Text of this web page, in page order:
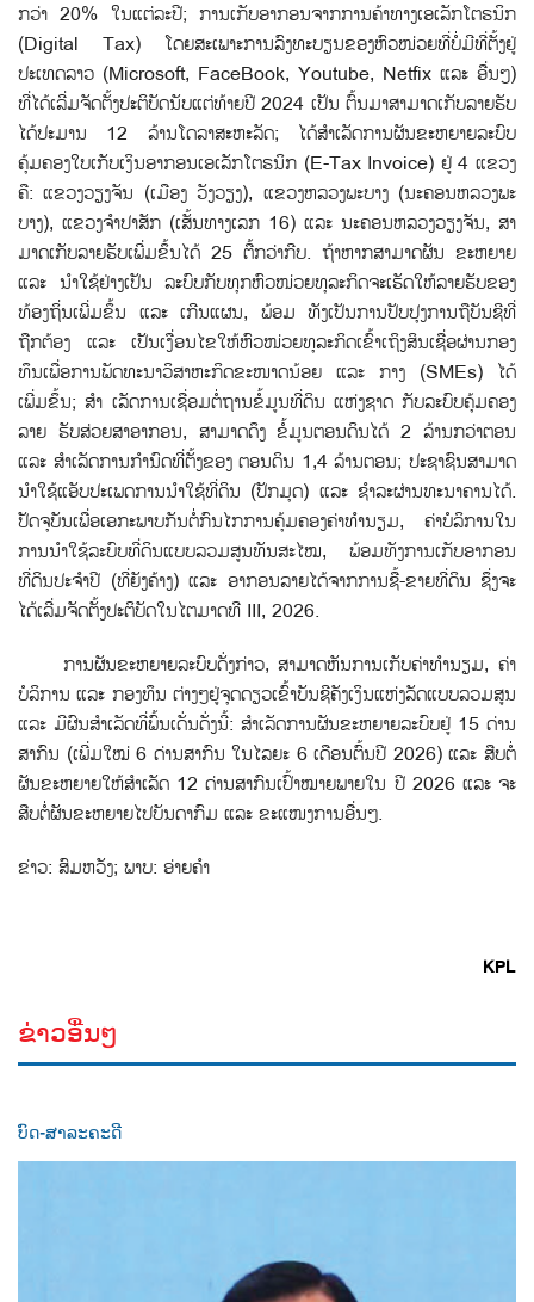
ກວ່າ 20% ໃນແຕ່ລະປີ; ການເກັບອາກອນຈາກການຄ້າທາງເອເລັກໂຕຣນິກ
(Digital Tax) ໂດຍສະເພາະການລົງທະບຽນຂອງຫົວໜ່ວຍທີ່ບໍ່ມີທ່ີຕັ້ງຢູ່
ປະເທດລາວ (Microsoft, FaceBook, Youtube, Netfix ແລະ ອື່ນໆ)
ທີ່ໄດ້ເລີ່ມຈັດຕັ້ງປະຕິບັດນັບແຕ່ທ້າຍປີ 2024 ເປັນ ຕົ້ນມາສາມາດເກັບລາຍຮັບ
ໄດ້ປະມານ 12 ລ້ານໂດລາສະຫະລັດ; ໄດ້ສຳເລັດການຜັນຂະຫຍາຍລະບົບ
ຄຸ້ມຄອງໃບເກັບເງິນອາກອນເອເລັກໂຕຣນິກ (E-Tax Invoice) ຢູ່ 4 ແຂວງ
ຄື: ແຂວງວຽງຈັນ (ເມືອງ ວັງວຽງ), ແຂວງຫລວງພະບາງ (ນະຄອນຫລວງພະ
ບາງ), ແຂວງຈຳປາສັກ (ເສັ້ນທາງເລກ 16) ແລະ ນະຄອນຫລວງວຽງຈັນ, ສາ
ມາດເກັບລາຍຮັບເພີ່ມຂຶ້ນໄດ້ 25 ຕື້ກວ່າກີບ. ຖ້າຫາກສາມາດຜັນ ຂະຫຍາຍ
ແລະ ນໍາໃຊ້ຢ່າງເປັນ ລະບົບກັບທຸກຫົວໜ່ວຍທຸລະກິດຈະເຮັດໃຫ້ລາຍຮັບຂອງ
ທ້ອງຖິ່ນເພີ່ມຂຶ້ນ ແລະ ເກີນແຜນ, ພ້ອມ ທັງເປັນການປັບປຸງການຖືບັນຊີທ່ີ
ຖືກຕ້ອງ ແລະ ເປັນເງື່ອນໄຂໃຫ້ຫົວໜ່ວຍທຸລະກິດເຂົ້າເຖິງສິນເຊ່ືອຜ່ານກອງ
ທຶນເພື່ອການພັດທະນາວິສາຫະກິດຂະໜາດນ້ອຍ ແລະ ກາງ (SMEs) ໄດ້
ເພີ່ມຂຶ້ນ; ສຳ ເລັດການເຊື່ອມຕໍ່ຖານຂໍ້ມູນທີ່ດິນ ແຫ່ງຊາດ ກັບລະບົບຄຸ້ມຄອງ
ລາຍ ຮັບສ່ວຍສາອາກອນ, ສາມາດດຶງ ຂໍ້ມູນຕອນດິນໄດ້ 2 ລ້ານກວ່າຕອນ
ແລະ ສຳເລັດການກຳນົດທີ່ຕັ້ງຂອງ ຕອນດິນ 1,4 ລ້ານຕອນ; ປະຊາຊົນສາມາດ
ນໍາໃຊ້ແອັບປະເພດການນໍາໃຊ້ທ່ີດິນ (ປັກມຸດ) ແລະ ຊຳລະຜ່ານທະນາຄານໄດ້.
ປັດຈຸບັນເພື່ອເອກະພາບກັນຕໍ່ກົນໄກການຄຸ້ມຄອງຄ່າທໍານຽມ, ຄ່າບໍລິການໃນ
ການນໍາໃຊ້ລະບົບທີ່ດິນແບບລວມສູນທັນສະໄໝ, ພ້ອມທັງການເກັບອາກອນ
ທີ່ດິນປະຈຳປີ (ທີ່ຍັງຄ້າງ) ແລະ ອາກອນລາຍໄດ້ຈາກການຊື້-ຂາຍທີ່ດິນ ຊຶ່ງຈະ
ໄດ້ເລີ່ມຈັດຕັ້ງປະຕິບັດໃນໄຕມາດທີ III, 2026.
ການຜັນຂະຫຍາຍລະບົບດັ່ງກ່າວ, ສາມາດຫັນການເກັບຄ່າທໍານຽມ, ຄ່າ
ບໍລິການ ແລະ ກອງທຶນ ຕ່າງໆຢູ່ຈຸດດຽວເຂົ້າບັນຊີຄັງເງິນແຫ່ງລັດແບບລວມສູນ
ແລະ ມີຜົນສໍາເລັດທ່ີພ້ົນເດ່ັນດ່ັງນ້ີ: ສຳເລັດການຜັນຂະຫຍາຍລະບົບຢູ່ 15 ດ່ານ
ສາກົນ (ເພີ່ມໃໝ່ 6 ດ່ານສາກົນ ໃນໄລຍະ 6 ເດືອນຕົ້ນປີ 2026) ແລະ ສືບຕໍ່
ຜັນຂະຫຍາຍໃຫ້ສຳເລັດ 12 ດ່ານສາກົນເປ້ົາໝາຍພາຍໃນ ປີ 2026 ແລະ ຈະ
ສືບຕ່ໍຜັນຂະຫຍາຍໄປບັນດາກົມ ແລະ ຂະແໜງການອື່ນໆ.
ຂ່າວ: ສົມຫວັງ; ພາບ: ອ່າຍຄໍາ
KPL
ຂ່າວອື່ນໆ
ບົດ-ສາລະຄະດີ